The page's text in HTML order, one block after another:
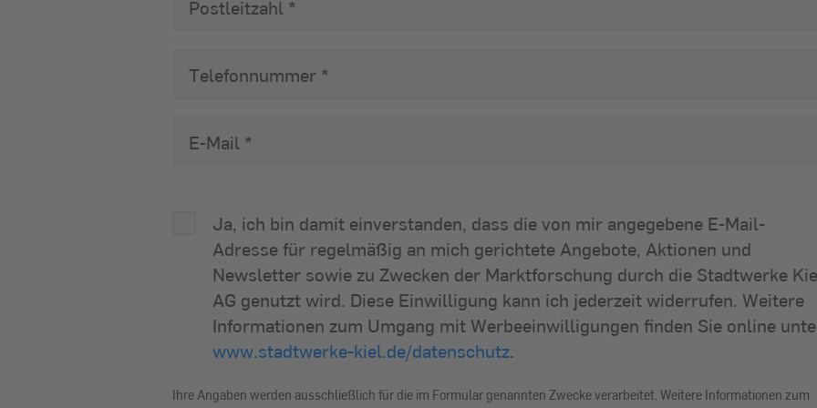
Postleitzahl
Telefonnummer
E-Mail
kontaktformular-
PhotovoltaikBeratungMSD-
13568-
PZdYf
Ja, ich bin damit einverstanden, dass die von mir angegebene E-Mail-
Adresse für regelmäßig an mich gerichtete Angebote, Aktionen und
Newsletter sowie zu Zwecken der Marktforschung durch die Stadtwerke
AG genutzt wird. Diese Einwilligung kann ich jederzeit widerrufen. Weitere
Informationen zum Umgang mit Werbeeinwilligungen finden Sie online
www.stadtwerke-kiel.de/datenschutz.
Ihre Angaben werden ausschließlich für die im Formular genannten Zwecke verarbeitet. Weitere Informationen zum